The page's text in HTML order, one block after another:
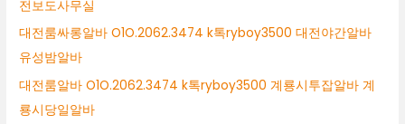
전보도사무실
대전룸싸롱알바 O1O.2062.3474 k톡ryboy3500 대전야간알바
유성밤알바
대전룸알바 O1O.2062.3474 k톡ryboy3500 계룡시투잡알바 계
룡시당일알바